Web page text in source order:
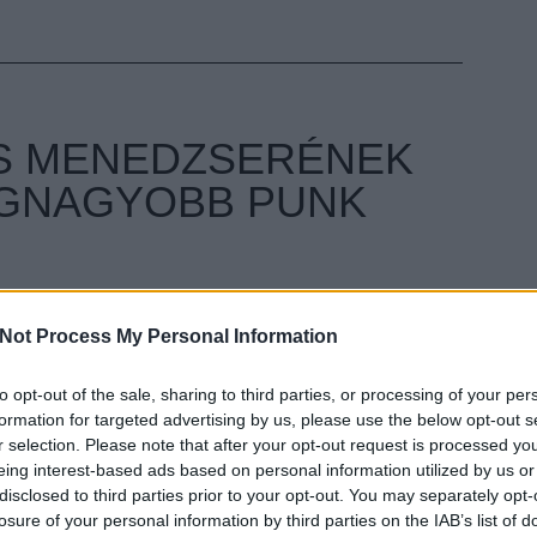
Process My Personal Information
opt-out of the sale, sharing to third parties, or processing of your
for targeted advertising by us, please use the below opt-out
selection. Please note that after your opt-out request is processed
interest-based ads based on personal information utilized by us
to third parties prior to your opt-out. You may separately
of your personal information by third parties on the IAB’s list of
MENEDZSERÉNEK
PUNK
, ahol az eddigieknél jóval több tartalom vár!
első számának, az Anarchy in the UK
akarja égetni a kétmilliárd forintot érő
az apja (Malcolm McLaren) és az anyja (Vivienne
származnak nagyrészt. Corre azért akarja
mára már csak valami múzeumba száműzött
az igény sincs meg a változtatásra. Szerinte
EZT